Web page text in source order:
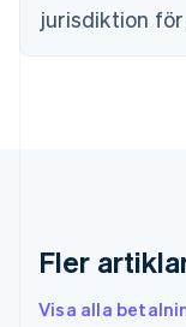
jurisdiktion
Fler
Visa alla
EnglishSvenska
Frankrike
Hongkong
English 简体中文
Indien